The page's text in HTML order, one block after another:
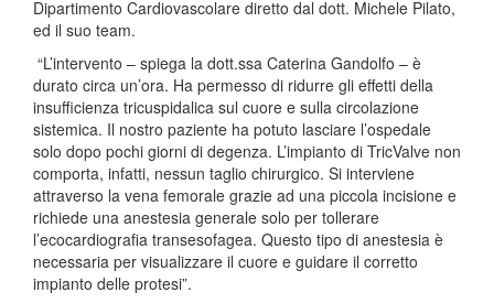
Dipartimento Cardiovascolare diretto dal dott. Michele Pilato,
ed il suo team.
“L’intervento – spiega la dott.ssa Caterina Gandolfo – è
durato circa un’ora. Ha permesso di ridurre gli effetti della
insufficienza tricuspidalica sul cuore e sulla circolazione
sistemica. Il nostro paziente ha potuto lasciare l’ospedale
solo dopo pochi giorni di degenza. L’impianto di TricValve non
comporta, infatti, nessun taglio chirurgico. Si interviene
attraverso la vena femorale grazie ad una piccola incisione e
richiede una anestesia generale solo per tollerare
l’ecocardiografia transesofagea. Questo tipo di anestesia è
necessaria per visualizzare il cuore e guidare il corretto
impianto delle protesi”.